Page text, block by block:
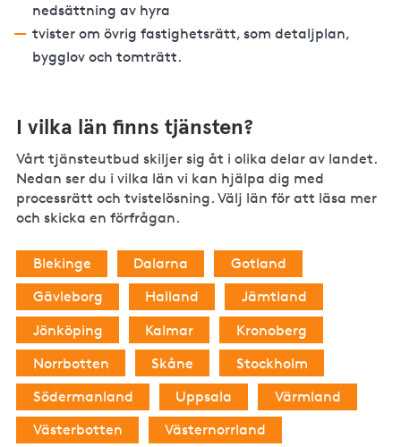
nedsättning av hyra
tvister om övrig fastighetsrätt, som detaljplan,
bygglov och tomträtt.
I vilka län finns tjänsten?
Vårt tjänsteutbud skiljer sig åt i olika delar av landet.
Nedan ser du i vilka län vi kan hjälpa dig med
processrätt och tvistelösning. Välj län för att läsa mer
och skicka en förfrågan.
Blekinge Dalarna
Gotland
Gävleborg
Halland
Jämtland
Jönköping
Kalmar
Kronoberg
Norrbotten
Skåne
Stockholm
Södermanland
Uppsala
Värmland
Västerbotten
Västernorrland